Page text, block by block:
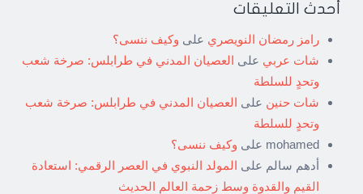
أحدث التعليقات
رامز رمضان النويصري على وكيف ننسى؟
شات عربي على العصيان المدني في طرابلس: صرخة شعب
وتحدٍ للسلطة
شات حنين على العصيان المدني في طرابلس: صرخة شعب
وتحدٍ للسلطة
mohamed على وكيف ننسى؟
أدهم سالم على المولد النبوي في العصر الرقمي: استعادة
القيم والقدوة وسط زحمة العالم الحديث